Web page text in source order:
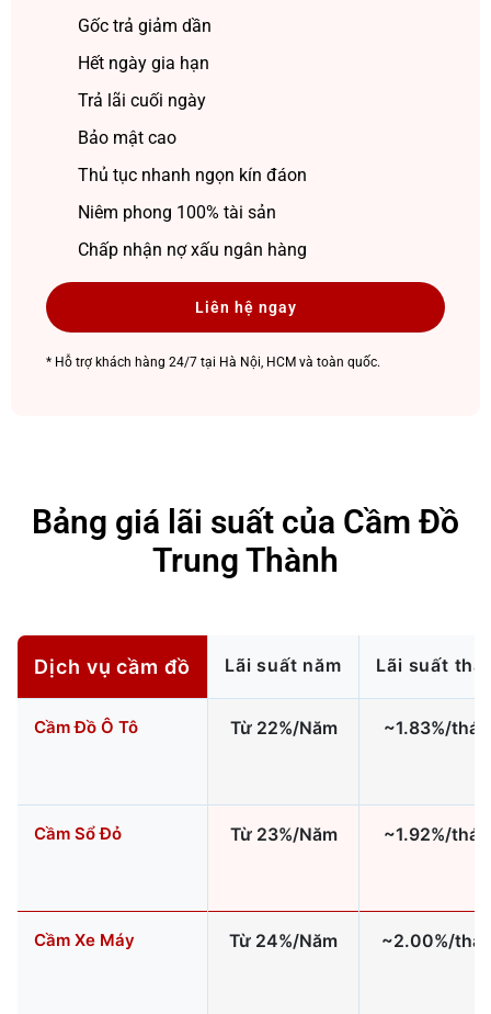
Gốc trả giảm dần
Hết ngày gia hạn
Trả lãi cuối ngày
Bảo mật cao
Thủ tục nhanh ngọn kín đáon
Niêm phong 100% tài sản
Chấp nhận nợ xấu ngân hàng
Liên hệ ngay
* Hỗ trợ khách hàng 24/7 tại Hà Nội, HCM và toàn quốc.
Bảng giá lãi suất của Cầm Đồ
Trung Thành
Dịch vụ cầm đồ Lãi suất năm Lãi suất
Cầm Đồ Ô Tô Từ 22%/Năm ~1.83%/
Cầm Sổ Đỏ Từ 23%/Năm ~1.92%/
Cầm Xe Máy Từ 24%/Năm ~2.00%/